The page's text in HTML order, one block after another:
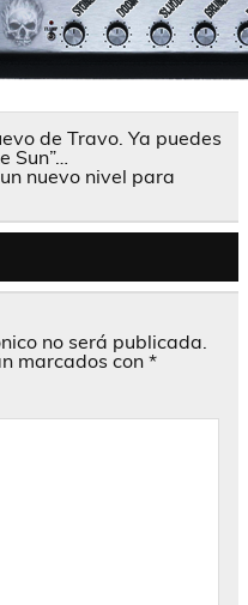
de Travo. Ya puedes
Sun”…
nuevo nivel para
no será publicada.
marcados con *